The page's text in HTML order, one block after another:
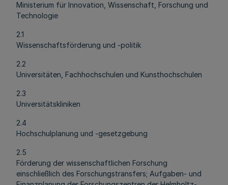
Ministerium für Innovation, Wissenschaft, Forschung und
Technologie
2.1
Wissenschaftsförderung und -politik
2.2
Universitäten, Fachhochschulen und Kunsthochschulen
2.3
Universitätskliniken
2.4
Hochschulplanung und -gesetzgebung
2.5
Förderung der wissenschaftlichen Forschung
einschließlich des Forschungstransfers; Aufgaben- und